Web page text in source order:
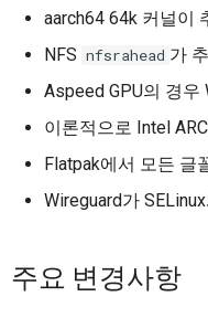
aarch64 64k 커널이
NFS nfsrahead 가
Aspeed GPU의 경우
이론적으로 Intel
Flatpak에서 모든 글
Wireguard가
주요 변경사항